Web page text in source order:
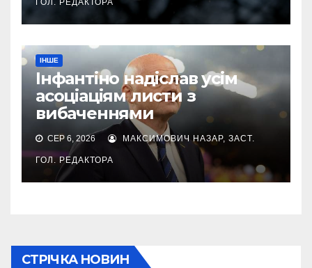
ГОЛ. РЕДАКТОРА
ІНШЕ
Інфантіно надіслав усім
асоціаціям листи з
вибаченнями
СЕР 6, 2026 МАКСИМОВИЧ НАЗАР, ЗАСТ.
ГОЛ. РЕДАКТОРА
СТРІЧКА НОВИН